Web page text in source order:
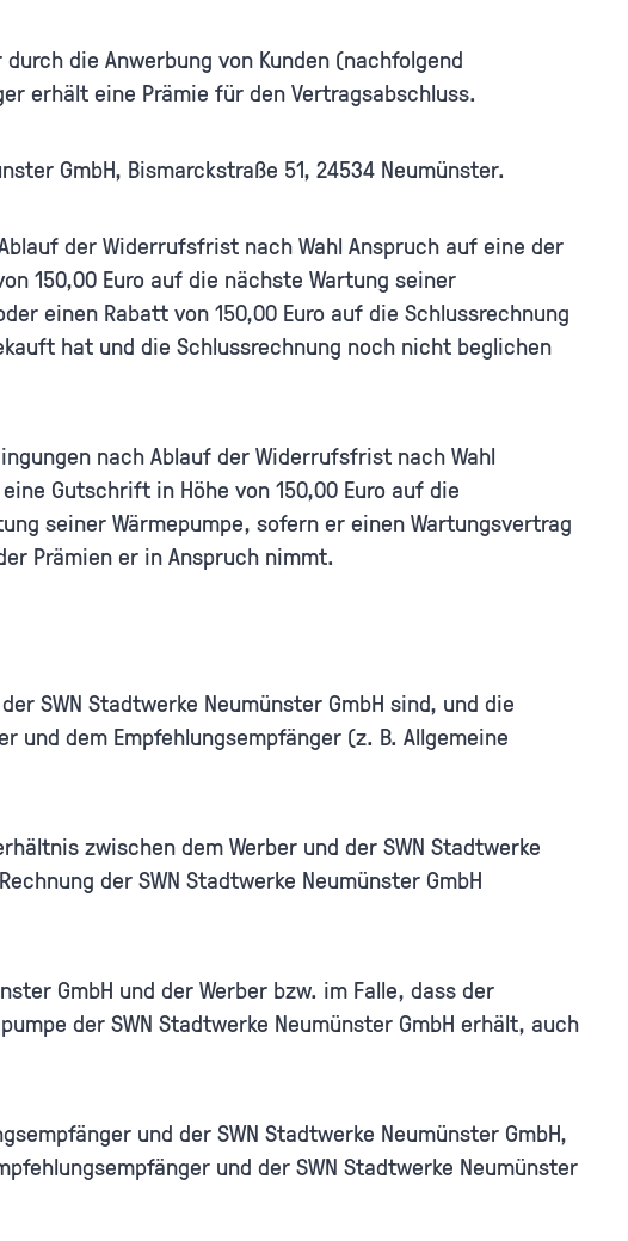
die Anwerbung von Kunden (nachfolgend
erhält eine Prämie für den Vertragsabschluss.
GmbH, Bismarckstraße 51, 24534 Neumünster.
der Widerrufsfrist nach Wahl Anspruch auf eine der
150,00 Euro auf die nächste Wartung seiner
einen Rabatt von 150,00 Euro auf die Schlussrechnung
hat und die Schlussrechnung noch nicht beglichen
nach Ablauf der Widerrufsfrist nach Wahl
Gutschrift in Höhe von 150,00 Euro auf die
seiner Wärmepumpe, sofern er einen Wartungsvertrag
Prämien er in Anspruch nimmt.
SWN Stadtwerke Neumünster GmbH sind, und die
und dem Empfehlungsempfänger (z. B. Allgemeine
zwischen dem Werber und der SWN Stadtwerke
der SWN Stadtwerke Neumünster GmbH
GmbH und der Werber bzw. im Falle, dass der
der SWN Stadtwerke Neumünster GmbH erhält, auch
und der SWN Stadtwerke Neumünster GmbH,
und der SWN Stadtwerke Neumünster